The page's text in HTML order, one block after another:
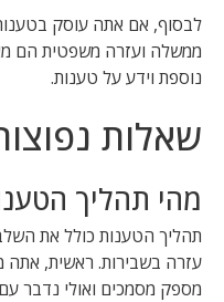
לבסוף, אם אתה עוסק
ממשלה ועזרה משפטית הם
נוספת וידע על טענות.
שאלות
מהי תהליך
תהליך הטענות כולל את
עזרה בשבירות. ראשית,
מספק מסמכים ואולי נדבר